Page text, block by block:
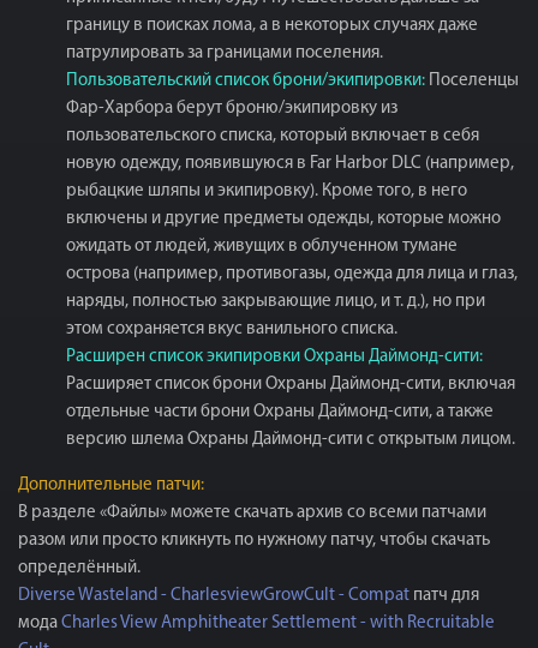
границу в поисках лома, а в некоторых случаях даже
патрулировать за границами поселения.
Пользовательский список брони/экипировки: Поселенцы
Фар-Харбора берут броню/экипировку из
пользовательского списка, который включает в себя
новую одежду, появившуюся в Far Harbor DLC (например,
рыбацкие шляпы и экипировку). Кроме того, в него
включены и другие предметы одежды, которые можно
ожидать от людей, живущих в облученном тумане
острова (например, противогазы, одежда для лица и глаз,
наряды, полностью закрывающие лицо, и т. д.), но при
этом сохраняется вкус ванильного списка.
Расширен список экипировки Охраны Даймонд-сити:
Расширяет список брони Охраны Даймонд-сити, включая
отдельные части брони Охраны Даймонд-сити, а также
версию шлема Охраны Даймонд-сити с открытым лицом.
Дополнительные патчи:
В разделе «Файлы» можете скачать архив со всеми патчами
разом или просто кликнуть по нужному патчу, чтобы скачать
определённый.
Diverse Wasteland - CharlesviewGrowCult - Compat патч для
мода Charles View Amphitheater Settlement - with Recruitable